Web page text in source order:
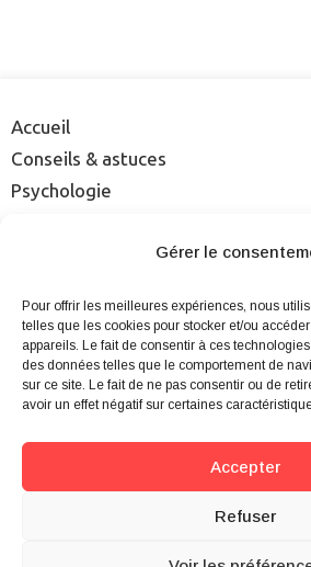
Gérer le
Pour offrir les meilleures expériences, nous
telles que les cookies pour stocker et/ou
appareils. Le fait de consentir à ces
des données telles que le comportement de
sur ce site. Le fait de ne pas consentir ou de
avoir un effet négatif sur certaines
Accepter
Refuser
Accueil
Conseils & astuces
Psychologie
Sites & applis
Mentions légales
Qui sommes-nous ?
Contact